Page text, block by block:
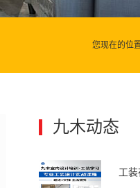
您现在的位置
九木动态